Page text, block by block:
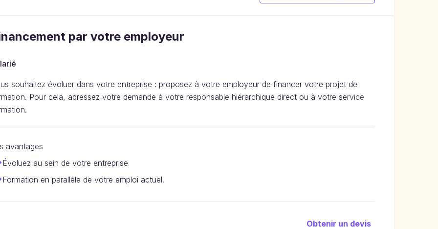
par votre employeur
souhaitez évoluer dans votre entreprise : proposez à votre employeur de financer votre projet de
Pour cela, adressez votre demande à votre responsable hiérarchique direct ou à votre service
avantages
Évoluez au sein de votre entreprise
Formation en parallèle de votre emploi actuel.
Obtenir un devis